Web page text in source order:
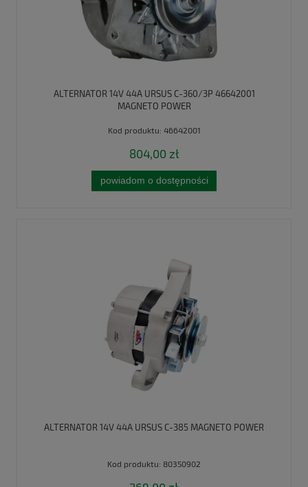
ALTERNATOR 14V 44A URSUS C-360/3P 46642001
MAGNETO POWER
Kod produktu: 46642001
804,00 zł
powiadom o dostępności
ALTERNATOR 14V 44A URSUS C-385 MAGNETO POWER
Kod produktu: 80350902